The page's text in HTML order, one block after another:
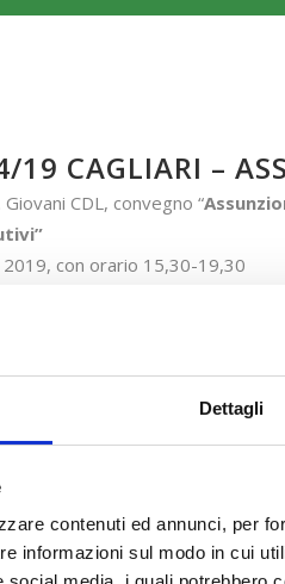
Dettagli
contenuti ed annunci, per
informazioni sul modo in cui
19 CAGLIARI –
Giovani CDL, convegno “
con orario 15,30-19,30